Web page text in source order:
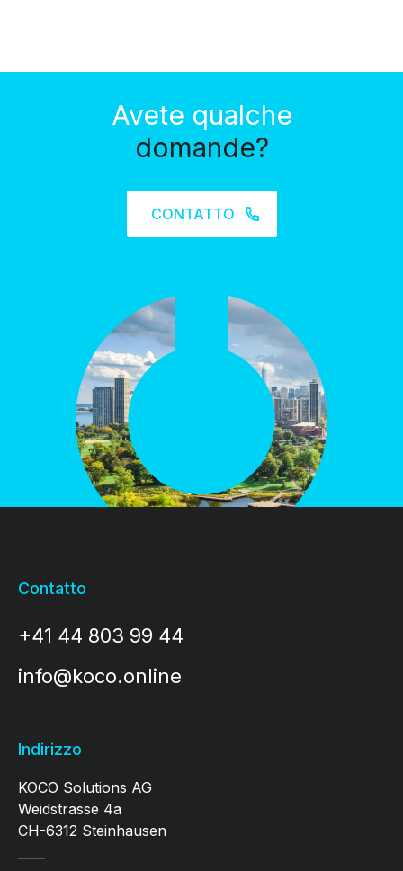
Avete qualche
domande?
CONTATTO
Contatto
+41 44 803 99 44
info@koco.online
Indirizzo
KOCO Solutions AG
Weidstrasse 4a
CH-6312 Steinhausen